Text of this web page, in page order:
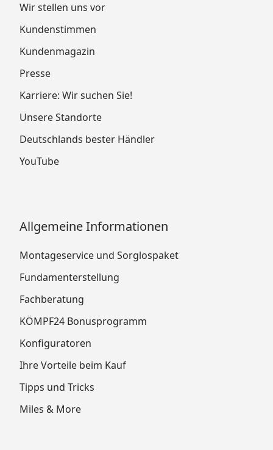
Wir stellen uns vor
Kundenstimmen
Kundenmagazin
Presse
Karriere: Wir suchen Sie!
Unsere Standorte
Deutschlands bester Händler
YouTube
Allgemeine Informationen
Montageservice und Sorglospaket
Fundamenterstellung
Fachberatung
KÖMPF24 Bonusprogramm
Konfiguratoren
Ihre Vorteile beim Kauf
Tipps und Tricks
Miles & More